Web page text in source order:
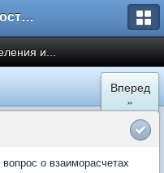
Форум Новостройки
и...
Вперед
»
о взаиморасчетах